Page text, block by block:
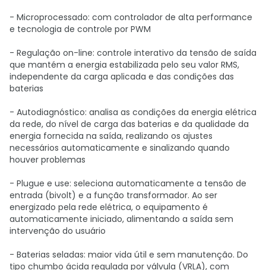
- Microprocessado: com controlador de alta performance
e tecnologia de controle por PWM
- Regulação on-line: controle interativo da tensão de saída
que mantém a energia estabilizada pelo seu valor RMS,
independente da carga aplicada e das condições das
baterias
- Autodiagnóstico: analisa as condições da energia elétrica
da rede, do nível de carga das baterias e da qualidade da
energia fornecida na saída, realizando os ajustes
necessários automaticamente e sinalizando quando
houver problemas
- Plugue e use: seleciona automaticamente a tensão de
entrada (bivolt) e a função transformador. Ao ser
energizado pela rede elétrica, o equipamento é
automaticamente iniciado, alimentando a saída sem
intervenção do usuário
- Baterias seladas: maior vida útil e sem manutenção. Do
tipo chumbo ácida regulada por válvula (VRLA), com